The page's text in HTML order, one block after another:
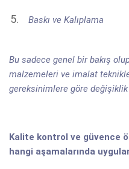
Baskı ve Kalıplama
Bu sadece genel bir bakış
malzemeleri ve imalat
gereksinimlere göre
Kalite kontrol ve güvence
hangi aşamalarında